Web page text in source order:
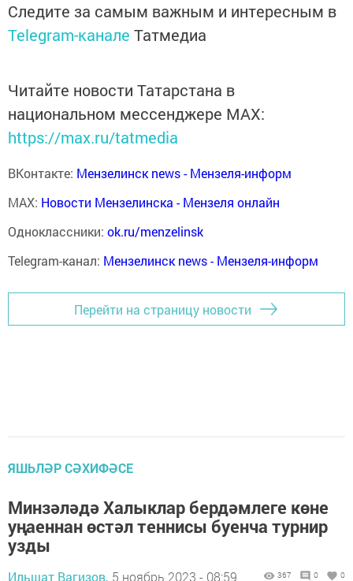
Следите за самым важным и интересным в
Telegram-канале Татмедиа
Читайте новости Татарстана в
национальном мессенджере MАХ:
https://max.ru/tatmedia
ВКонтакте: Мензелинск news - Мензеля-информ
MAX: Новости Мензелинска - Мензеля онлайн
Одноклассники: ok.ru/menzelinsk
Telegram-канал: Мензелинск news - Мензеля-информ
Перейти на страницу новости
ЯШЬЛӘР СӘХИФӘСЕ
Минзәләдә Халыклар бердәмлеге көне
уңаеннан өстәл теннисы буенча турнир
узды
Ильшат Вагизов, 5 ноябрь 2023 - 08:59 367 0 0